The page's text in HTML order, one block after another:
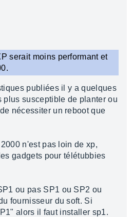
serait moins performant et
publiées il y a quelques
plus susceptible de planter ou
nécessiter un reboot que
n'est pas loin de xp,
gadgets pour télétubbies
ou pas SP1 ou SP2 ou
fournisseur du soft. Si
alors il faut installer sp1.